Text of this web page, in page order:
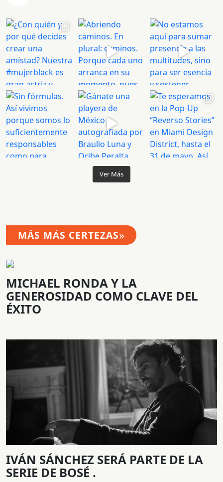
Ver Más
MÁS MÁS CERTEZAS»
MICHAEL RONDA Y LA
GENEROSIDAD COMO CLAVE DEL
ÉXITO
IVÁN SÁNCHEZ SERÁ PARTE DE LA
SERIE DE BOSÉ .